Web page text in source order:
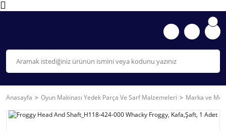
Anasayfa Oyun Makinası Yedek Parça Ve Sarf Malzemeleri Marka ve